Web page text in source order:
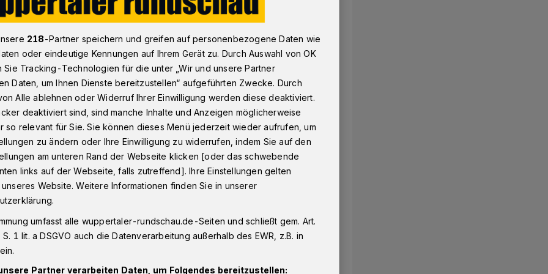
in Wuppertal im Jahr 2020
in
im vergangenen Jahr 3.460 Babys
waren 0,3 Prozent weniger als 2019
Statistische Landesamt am Montag (4.
Damit schnitt die bergische
der NRW-Durchschnitt (minus 0,7
218-Partner speichern und greifen auf personenbezogene Daten wie
oder eindeutige Kennungen auf Ihrem Gerät zu. Durch Auswahl von OK
Sie Tracking-Technologien für die unter „Wir und unsere Partner
Daten, um Ihnen Dienste bereitzustellen“ aufgeführten Zwecke. Durch
Alle ablehnen oder Widerruf Ihrer Einwilligung werden diese deaktiviert.
deaktiviert sind, sind manche Inhalte und Anzeigen möglicherweise
so relevant für Sie. Sie können dieses Menü jederzeit wieder aufrufen, um
zu ändern oder Ihre Einwilligung zu widerrufen, indem Sie auf den
am unteren Rand der Webseite klicken [oder das schwebende
links auf der Webseite, falls zutreffend]. Ihre Einstellungen gelten
Website. Weitere Informationen finden Sie in unserer
umfasst alle wuppertaler-rundschau.de-Seiten und schließt gem. Art.
1 lit. a DSGVO auch die Datenverarbeitung außerhalb des EWR, z.B. in
Partner verarbeiten Daten, um Folgendes bereitzustellen: